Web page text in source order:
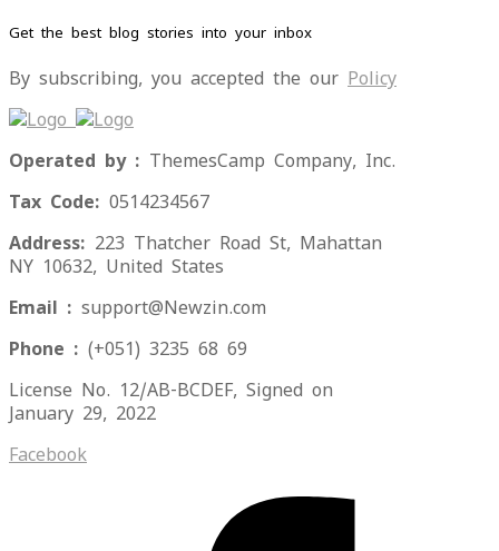
Get the best blog stories into your inbox
By subscribing, you accepted the our Policy
Operated by : ThemesCamp Company, Inc.
Tax Code: 0514234567
Address: 223 Thatcher Road St, Mahattan
NY 10632, United States
Email : support@Newzin.com
Phone : (+051) 3235 68 69
License No. 12/AB-BCDEF, Signed on
January 29, 2022
Facebook